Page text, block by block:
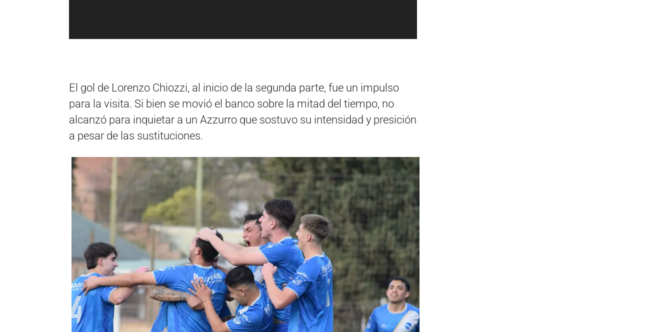
El gol de Lorenzo Chiozzi, al inicio de la segunda parte, fue un impulso
para la visita. Si bien se movió el banco sobre la mitad del tiempo, no
alcanzó para inquietar a un Azzurro que sostuvo su intensidad y presición
a pesar de las sustituciones.